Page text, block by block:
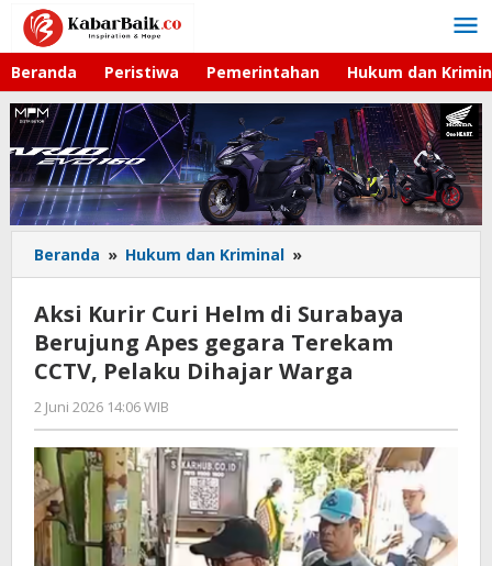
Lewati
konten
Beranda Peristiwa Pemerintahan Hukum dan
Beranda » Hukum dan Kriminal »
Kurir
Helm
di
Surabaya
Terekam
CCTV,
Pelaku
Dihajar
Warga
Aksi Kurir Curi Helm di Surabaya
Berujung Apes gegara Terekam
CCTV, Pelaku Dihajar Warga
2 Juni 2026 14:06 WIB
Imam
WD